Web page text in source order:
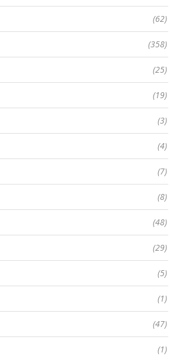
(62)
(358)
(25)
(19)
(3)
(4)
(7)
(8)
(48)
(29)
(5)
(1)
(47)
(1)